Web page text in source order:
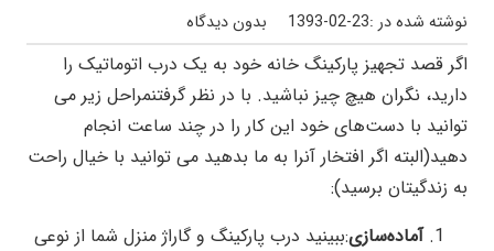
نوشته شده در :1393-02-23 بدون دیدگاه
اگر قصد تجهیز پارکینگ خانه خود به یک درب اتوماتیک را
دارید، نگران هیچ چیز نباشید. با در نظر گرفتنمراحل زیر می
توانید با دست‌های خود این کار را در چند ساعت انجام
دهید(البته اگر افتخار آنرا به ما بدهید می توانید با خیال راحت
به زندگیتان برسید):
آماده‌سازی:ببینید درب پارکینگ و گاراژ منزل شما از نوعی